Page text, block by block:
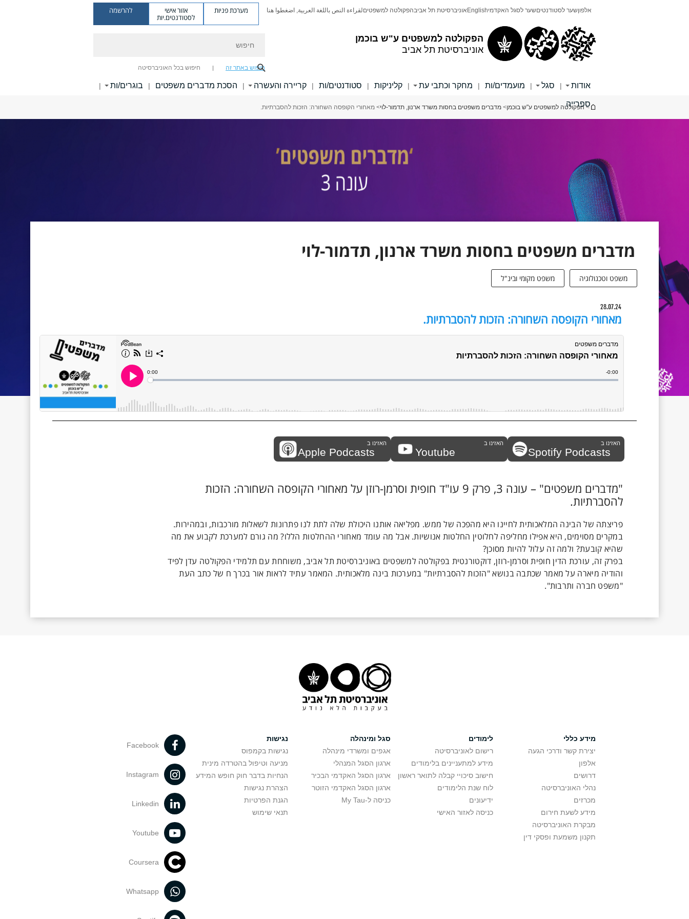
הפקולטה למשפטים ע"ש בוכמן
אוניברסיטת תל אביב
אלפוןשער לסטודנטיםשער לסגל האקדמיEnglish אוניברסיטת תל אביבהפקולטה למשפטיםلقراءة النص باللغة العربية, اضغطوا هنا מערכת פניות אזור אישי
לסטודנטים.יות
להרשמה
חיפוש באתר זה חיפוש בכל האוניברסיטה
אודות | סגל | מועמדים/ות | מחקר וכתבי עת | קליניקות | סטודנטים/ות | קריירה והעשרה | הסכת מדברים משפטים | בוגרים/ות |
ספרייה
הינך נמצא כאן
> הפקולטה למשפטים ע"ש בוכמן> מדברים משפטים בחסות משרד ארנון, תדמור-לוי> מאחורי הקופסה השחורה: הזכות להסברתיות.
מדברים משפטים בחסות משרד ארנון, תדמור-לוי
משפט וטכנולוגיה משפט מקומי ובינ"ל
28.07.24
מאחורי הקופסה השחורה: הזכות להסברתיות.
האזינו ב
Spotify Podcasts
האזינו ב
Youtube
האזינו ב
Apple Podcasts
"מדברים משפטים" – עונה 3, פרק 9 עו"ד חופית וסרמן-רוזן על מאחורי הקופסה השחורה: הזכות
להסברתיות.
פריצתה של הבינה המלאכותית לחיינו היא מהפכה של ממש. מפליאה אותנו היכולת שלה לתת לנו פתרונות לשאלות מורכבות, ובמהירות.
במקרים מסוימים, היא אפילו מחליפה לחלוטין החלטות אנושיות. אבל מה עומד מאחורי ההחלטות הללו? מה גורם למערכת לקבוע את מה
בפרק זה, עורכת הדין חופית וסרמן-רוזן, דוקטורנטית בפקולטה למשפטים באוניברסיטת תל אביב, משוחחת עם תלמידי הפקולטה עדן לפיד
והודיה מיארה על מאמר שכתבה בנושא "הזכות להסברתיות" במערכות בינה מלאכותית. המאמר עתיד לראות אור בכרך ח של כתב העת
"משפט חברה ותרבות".
מידע כללי
יצירת קשר ודרכי הגעה
אלפון
דרושים
נהלי האוניברסיטה
מכרזים
מידע לשעת חירום
מבקרת האוניברסיטה
תקנון משמעת ופסקי דין
לימודים
רישום לאוניברסיטה
מידע למתעניינים בלימודים
חישוב סיכויי קבלה לתואר ראשון
לוח שנת הלימודים
ידיעונים
כניסה לאזור האישי
סגל ומינהלה
אגפים ומשרדי מינהלה
ארגון הסגל המנהלי
ארגון הסגל האקדמי הבכיר
ארגון הסגל האקדמי הזוטר
כניסה ל-My Tau
נגישות
נגישות בקמפוס
מניעה וטיפול בהטרדה מינית
הנחיות בדבר חוק חופש המידע
הצהרת נגישות
הגנת הפרטיות
תנאי שימוש
Facebook
Instagram
Linkedin
Youtube
Coursera
Whatsapp